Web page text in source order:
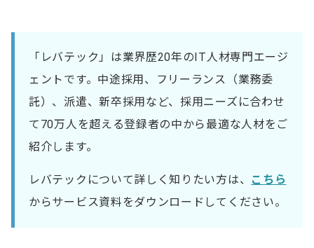
「レバテック」は業界歴20年のIT人材専門エージ
ェントです。中途採用、フリーランス（業務委
託）、派遣、新卒採用など、採用ニーズに合わせ
て70万人を超える登録者の中から最適な人材をご
紹介します。
レバテックについて詳しく知りたい方は、 こちら
からサービス資料をダウンロードしてください。